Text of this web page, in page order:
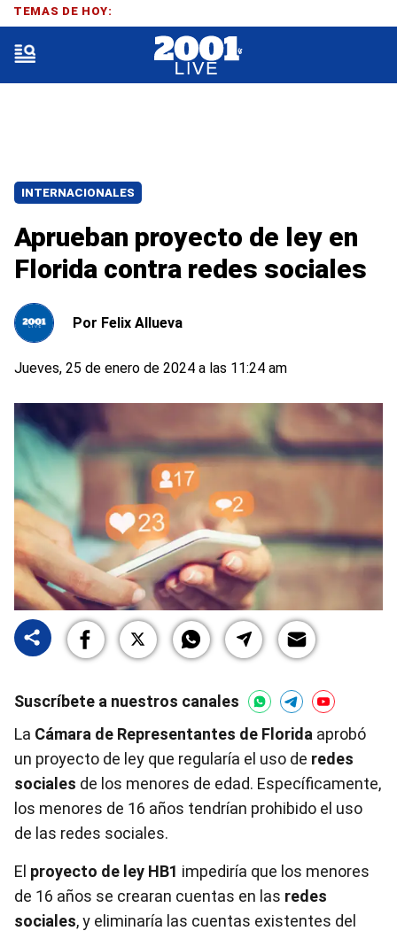
INTERNACIONALES
Aprueban proyecto de ley en
Florida contra redes sociales
Por Felix Allueva
Jueves, 25 de enero de 2024 a las 11:24 am
Suscríbete a nuestros canales
La Cámara de Representantes de Florida aprobó
un proyecto de ley que regularía el uso de redes
sociales de los menores de edad. Específicamente,
los menores de 16 años tendrían prohibido el uso
de las redes sociales.
El proyecto de ley HB1 impediría que los menores
de 16 años se crearan cuentas en las redes
sociales, y eliminaría las cuentas existentes del
TEMAS DE HOY: